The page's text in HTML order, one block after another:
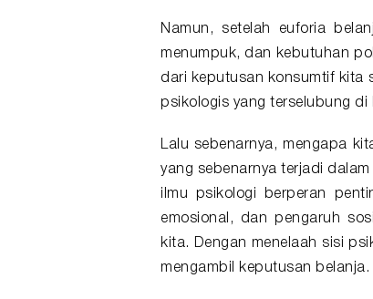
Namun, setelah euforia
menumpuk, dan kebutuhan
dari keputusan konsumtif kita
psikologis yang terselubung
Lalu sebenarnya, mengapa
yang sebenarnya terjadi
ilmu
psikologi
berperan
emosional, dan pengaruh
kita. Dengan menelaah sisi
mengambil keputusan belanja.